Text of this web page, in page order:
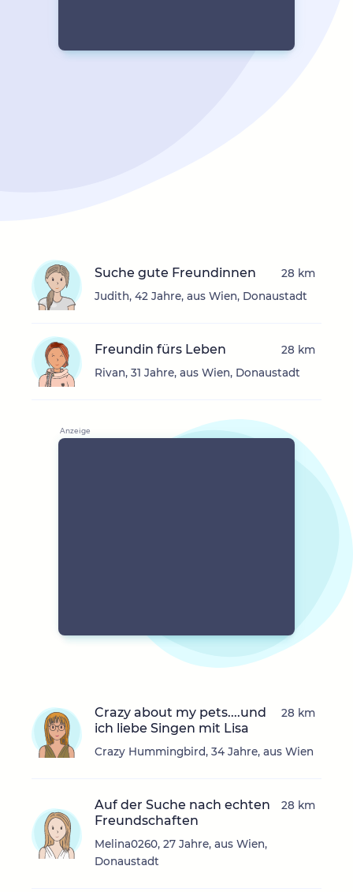
Suche gute Freundinnen
Judith, 42 Jahre, aus Wien, Donaustadt
28 km
Freundin fürs Leben
Rivan, 31 Jahre, aus Wien, Donaustadt
28 km
Crazy about my pets....und
ich liebe Singen mit Lisa
Crazy Hummingbird, 34 Jahre, aus Wien
28 km
Auf der Suche nach echten
Freundschaften
Melina0260, 27 Jahre, aus Wien,
Donaustadt
28 km